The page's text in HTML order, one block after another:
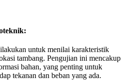
untuk menilai karakteristik
tambang. Pengujian ini mencakup
bahan, yang penting untuk
tekanan dan beban yang ada.